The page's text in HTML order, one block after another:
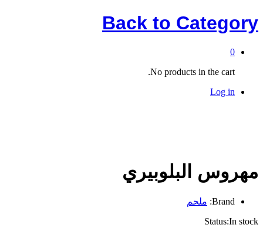
Back to Category
0
No products in the cart.
Log in
مهروس البلوبيري
Brand: ملحم
Status:In stock